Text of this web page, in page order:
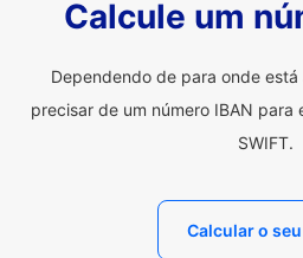
Calcule um
Dependendo de para onde
precisar de um número IBAN
SWIFT.
Calcular o seu